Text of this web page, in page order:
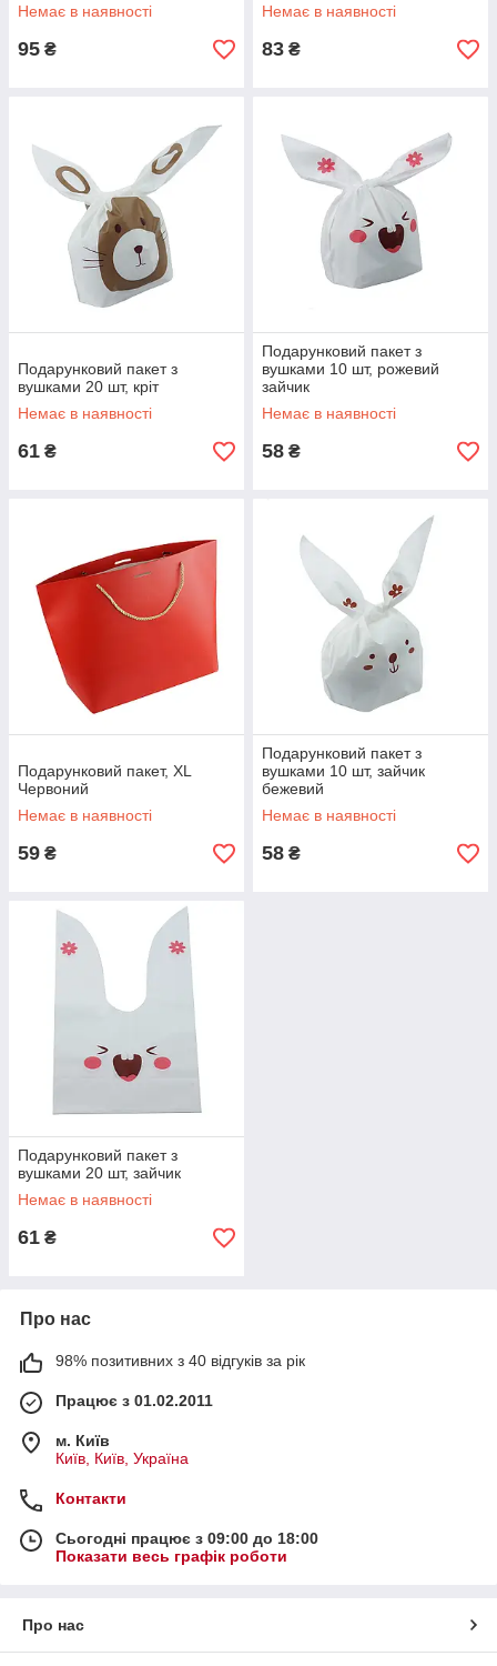
Немає в наявності
95 ₴
Немає в наявності
83 ₴
Подарунковий пакет з
вушками 20 шт, кріт
Немає в наявності
61 ₴
Подарунковий пакет з
вушками 10 шт, рожевий
зайчик
Немає в наявності
58 ₴
Подарунковий пакет, XL
Червоний
Немає в наявності
59 ₴
Подарунковий пакет з
вушками 10 шт, зайчик
бежевий
Немає в наявності
58 ₴
Подарунковий пакет з
вушками 20 шт, зайчик
Немає в наявності
61 ₴
Про нас
98% позитивних з 40 відгуків за рік
Працює з 01.02.2011
м. Київ
Київ, Київ, Україна
Контакти
Сьогодні працює з 09:00 до 18:00
Показати весь графік роботи
Про нас